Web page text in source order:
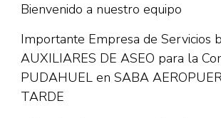
Bienvenido a nuestro equipo
Importante Empresa de Servicios
AUXILIARES DE ASEO para la
PUDAHUEL en SABA
TARDE